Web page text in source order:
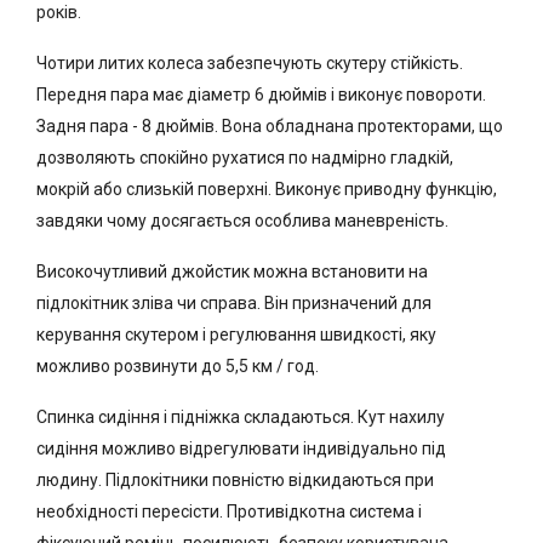
років.
Чотири литих колеса забезпечують скутеру стійкість.
Передня пара має діаметр 6 дюймів і виконує повороти.
Задня пара - 8 дюймів. Вона обладнана протекторами, що
дозволяють спокійно рухатися по надмірно гладкій,
мокрій або слизькій поверхні. Виконує приводну функцію,
завдяки чому досягається особлива маневреність.
Високочутливий джойстик можна встановити на
підлокітник зліва чи справа. Він призначений для
керування скутером і регулювання швидкості, яку
можливо розвинути до 5,5 км / год.
Спинка сидіння і підніжка складаються. Кут нахилу
сидіння можливо відрегулювати індивідуально під
людину. Підлокітники повністю відкидаються при
необхідності пересісти. Противідкотна система і